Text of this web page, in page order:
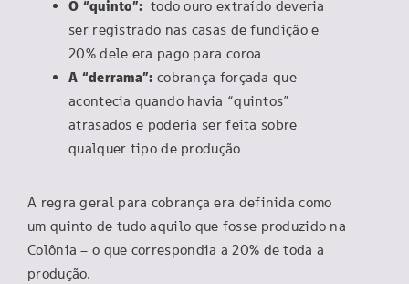
O “quinto”: todo ouro extraído deveria
ser registrado nas casas de fundição e
20% dele era pago para coroa
A “derrama”: cobrança forçada que
acontecia quando havia “quintos”
atrasados e poderia ser feita sobre
qualquer tipo de produção
A regra geral para cobrança era definida como
um quinto de tudo aquilo que fosse produzido na
Colônia – o que correspondia a 20% de toda a
produção.